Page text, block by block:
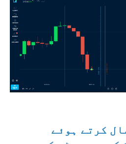
کرتے ہوئے